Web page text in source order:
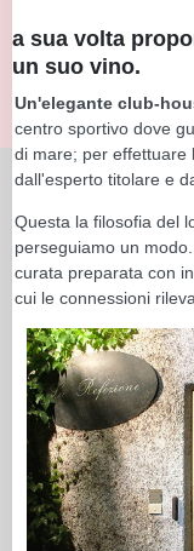
a sua volta
un suo vino.
Un'elegante club-
centro sportivo dove
di mare; per effettuare
dall'esperto titolare e
Questa la filosofia del
perseguiamo un
curata preparata con
cui le connessioni